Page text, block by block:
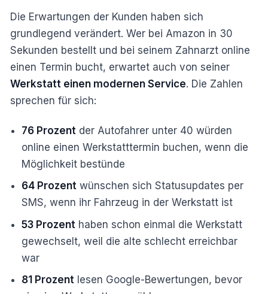
Die Erwartungen der Kunden haben sich
grundlegend verändert. Wer bei Amazon in 30
Sekunden bestellt und bei seinem Zahnarzt online
einen Termin bucht, erwartet auch von seiner
Werkstatt einen modernen Service. Die Zahlen
sprechen für sich:
76 Prozent der Autofahrer unter 40 würden
online einen Werkstatttermin buchen, wenn die
Möglichkeit bestünde
64 Prozent wünschen sich Statusupdates per
SMS, wenn ihr Fahrzeug in der Werkstatt ist
53 Prozent haben schon einmal die Werkstatt
gewechselt, weil die alte schlecht erreichbar
war
81 Prozent lesen Google-Bewertungen, bevor